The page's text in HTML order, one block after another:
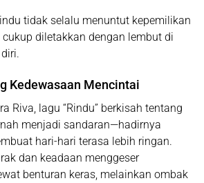
tidak selalu menuntut kepemilikan
diletakkan dengan lembut di
Kedewasaan Mencintai
Riva, lagu “Rindu” berkisah tentang
menjadi sandaran—hadirnya
hari-hari terasa lebih ringan.
dan keadaan menggeser
benturan keras, melainkan ombak